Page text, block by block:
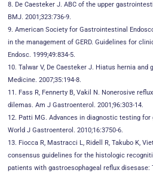
8. De Caesteker J. ABC of the upper
BMJ. 2001;323:736-9.
9. American Society for Gastrointestinal
in the management of GERD. Guidelines for
Endosc. 1999;49:834-5.
10. Talwar V, De Caesteker J. Hiatus hernia and
Medicine. 2007;35:194-8.
11. Fass R, Fennerty B, Vakil N. Nonerosive
dilemas. Am J Gastroenterol. 2001;96:303-14.
12. Patti MG. Advances in diagnostic testing for
World J Gastroenterol. 2010;16:3750-6.
13. Fiocca R, Mastracci L, Ridell R, Takubo K,
consensus guidelines for the histologic
patients with gastroesophageal reflux disesase: